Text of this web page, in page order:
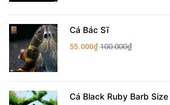
Cá Bác Sĩ
55.000₫ 100.000₫
Cá Black Ruby Barb Size